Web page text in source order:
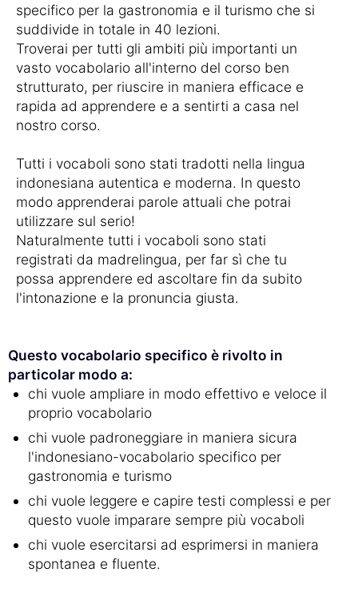
specifico per la gastronomia e il turismo che si
suddivide in totale in 40 lezioni.
Troverai per tutti gli ambiti più importanti un
vasto vocabolario all'interno del corso ben
strutturato, per riuscire in maniera efficace e
rapida ad apprendere e a sentirti a casa nel
nostro corso.
Tutti i vocaboli sono stati tradotti nella lingua
indonesiana autentica e moderna. In questo
modo apprenderai parole attuali che potrai
utilizzare sul serio!
Naturalmente tutti i vocaboli sono stati
registrati da madrelingua, per far sì che tu
possa apprendere ed ascoltare fin da subito
l'intonazione e la pronuncia giusta.
Questo vocabolario specifico è rivolto in
particolar modo a:
chi vuole ampliare in modo effettivo e veloce il
proprio vocabolario
chi vuole padroneggiare in maniera sicura
l'indonesiano-vocabolario specifico per
gastronomia e turismo
chi vuole leggere e capire testi complessi e per
questo vuole imparare sempre più vocaboli
chi vuole esercitarsi ad esprimersi in maniera
spontanea e fluente.